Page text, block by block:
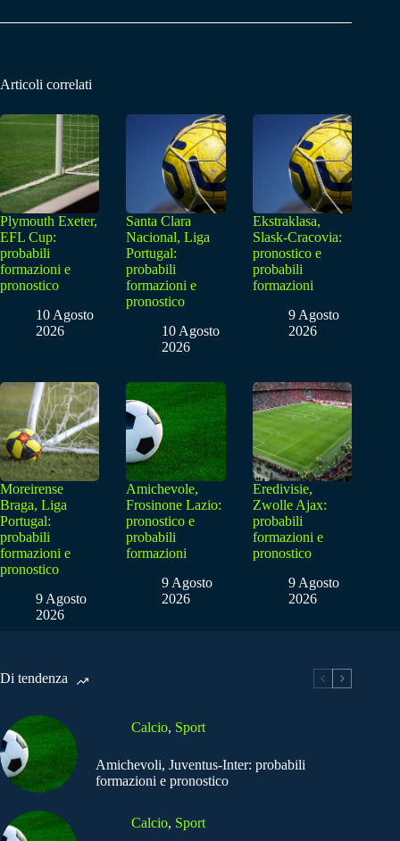
Articoli correlati
Plymouth Exeter,
EFL Cup:
probabili
formazioni e
pronostico
10 Agosto
2026
Santa Clara
Nacional, Liga
Portugal:
probabili
formazioni e
pronostico
10 Agosto
2026
Ekstraklasa,
Slask-Cracovia:
pronostico e
probabili
formazioni
9 Agosto
2026
Moreirense
Braga, Liga
Portugal:
probabili
formazioni e
pronostico
9 Agosto
2026
Amichevole,
Frosinone Lazio:
pronostico e
probabili
formazioni
9 Agosto
2026
Eredivisie,
Zwolle Ajax:
probabili
formazioni e
pronostico
9 Agosto
2026
Di tendenza
Calcio, Sport
Amichevoli, Juventus-Inter: probabili
formazioni e pronostico
Calcio, Sport